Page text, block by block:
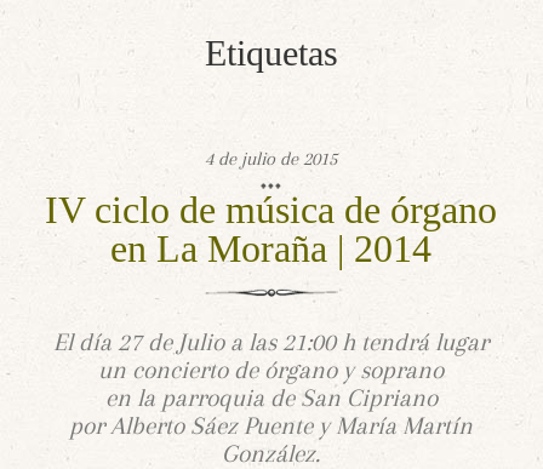
Etiquetas
4 de julio de 2015
IV ciclo de música de órgano
en La Moraña | 2014
El día 27 de Julio a las 21:00 h tendrá lugar
un concierto de órgano y soprano
en la parroquia de San Cipriano
por Alberto Sáez Puente y María Martín
González.